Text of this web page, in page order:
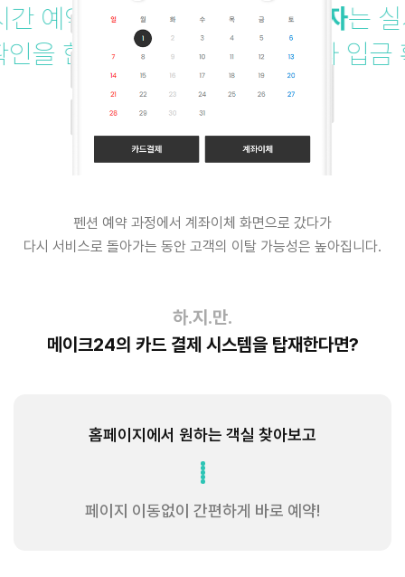
예약과 결제를 동시에! 예약자는 실
인을 한번에!펜션 은 예약현황과 입
펜션 예약 과정에서 계좌이체 화면으로 갔다가
다시 서비스로 돌아가는 동안 고객의 이탈 가능성은 높아집니다.
하.지.만.
메이크24의 카드 결제 시스템을 탑재한다면?
홈페이지에서 원하는 객실 찾아보고
페이지 이동없이 간편하게 바로 예약!